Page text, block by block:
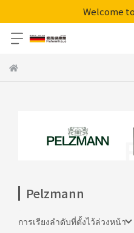
Welcome
Pelzmann
การเรียงลำดับที่ตั้งไว้ล่วงหน้า